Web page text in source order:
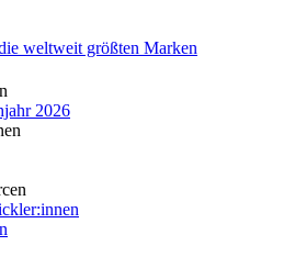
weltweit größten Marken
2026